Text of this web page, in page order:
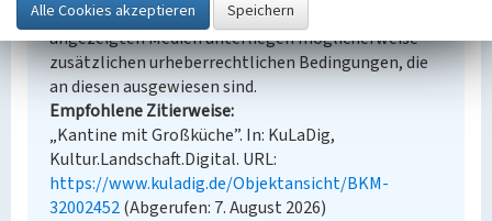
Lizenz dl-by-de/2.0 (Namensnennung). Die
angezeigten Medien unterliegen möglicherweise
zusätzlichen urheberrechtlichen Bedingungen, die
an diesen ausgewiesen sind.
Empfohlene Zitierweise
„Kantine mit Großküche”. In: KuLaDig,
Kultur.Landschaft.Digital. URL:
https://www.kuladig.de/Objektansicht/BKM-
32002452(Abgerufen: 7. August 2026)